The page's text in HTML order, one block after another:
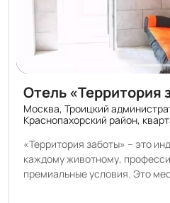
Отель «Территория
Москва, Троицкий
Краснопахорский район,
«Территория заботы» – это
каждому животному,
премиальные условия. Это